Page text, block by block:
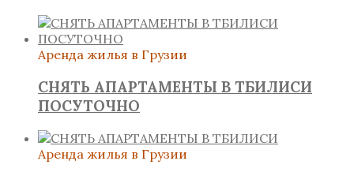
Аренда жилья в Грузии
СНЯТЬ АПАРТАМЕНТЫ В ТБИЛИСИ
ПОСУТОЧНО
Аренда жилья в Грузии